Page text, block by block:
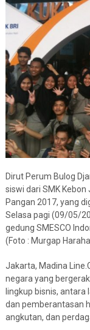
Dirut Perum Bulog
siswi dari SMK Kebon
Pangan 2017, yang
Selasa pagi (09/05/
gedung SMESCO
(Foto : Murgap
Jakarta, Madina
negara yang
lingkup bisnis, antara
dan pemberantasan
angkutan, dan